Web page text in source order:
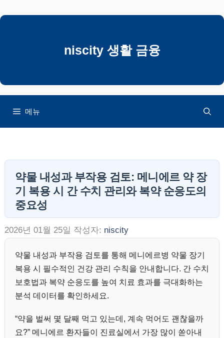
텐
뛰
niscity 생활 금융
메뉴
약물 내성과 부작용 검토: 메니에르 약 장
기 복용 시 간 수치 관리와 복약 순응도의
중요성
2026년 01월 25일 작성자: niscity
약물 내성과 부작용 검토를 통해 메니에르병 약물 장기
복용 시 필수적인 건강 관리 수칙을 안내합니다. 간 수치
보호법과 복약 순응도를 높여 치료 효과를 극대화하는
분석 데이터를 확인하세요.
“약을 벌써 몇 달째 먹고 있는데, 계속 먹어도 괜찮을까
요?” 메니에르 환자들이 진료실에서 가장 많이 쏟아내